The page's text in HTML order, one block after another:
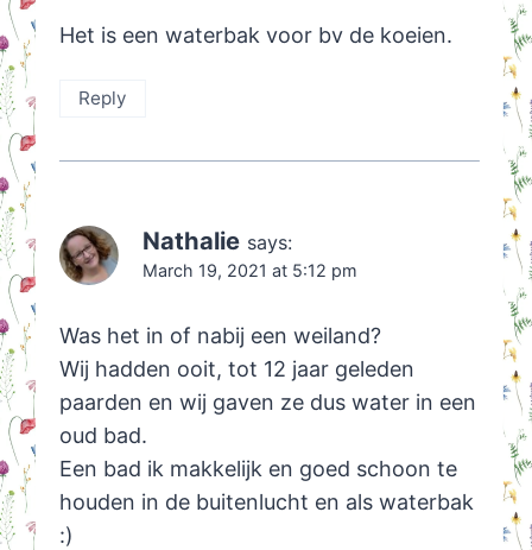
Het is een waterbak voor bv de koeien.
Reply
Nathalie says:
March 19, 2021 at 5:12 pm
Was het in of nabij een weiland?
Wij hadden ooit, tot 12 jaar geleden
paarden en wij gaven ze dus water in een
oud bad.
Een bad ik makkelijk en goed schoon te
houden in de buitenlucht en als waterbak
:)